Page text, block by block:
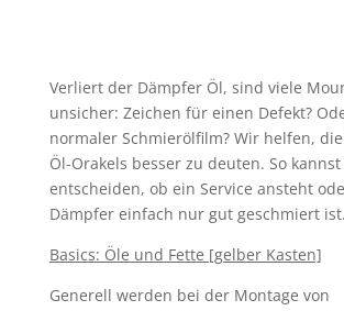
Verliert der Dämpfer Öl, sind viele
unsicher: Zeichen für einen Defekt?
normaler Schmierölfilm? Wir helfen,
Öl-Orakels besser zu deuten. So
entscheiden, ob ein Service ansteht
Dämpfer einfach nur gut geschmiert ist.
Basics: Öle und Fette [gelber Kasten]
Generell werden bei der Montage von